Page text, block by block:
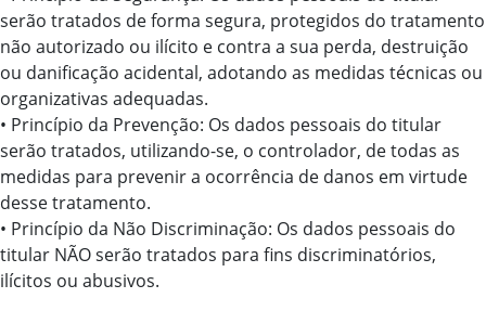
serão tratados de forma segura, protegidos do tratamento
não autorizado ou ilícito e contra a sua perda, destruição
ou danificação acidental, adotando as medidas técnicas ou
organizativas adequadas.
• Princípio da Prevenção: Os dados pessoais do titular
serão tratados, utilizando-se, o controlador, de todas as
medidas para prevenir a ocorrência de danos em virtude
desse tratamento.
• Princípio da Não Discriminação: Os dados pessoais do
titular NÃO serão tratados para fins discriminatórios,
ilícitos ou abusivos.